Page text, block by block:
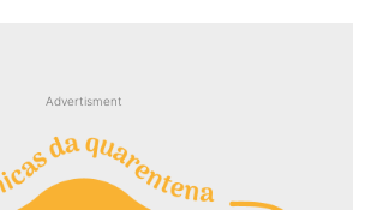
Advertisment